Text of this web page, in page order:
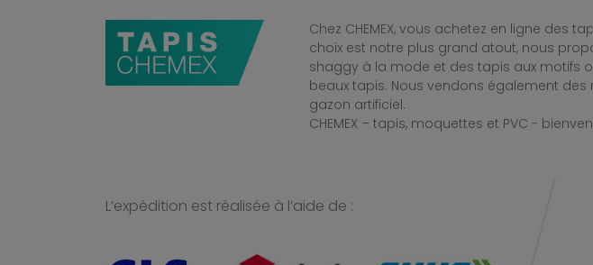
Chez CHEMEX, vous achetez en ligne des
choix est notre plus grand atout, nous
shaggy à la mode et des tapis aux motifs
beaux tapis. Nous vendons également
gazon artificiel.
CHEMEX – tapis, moquettes et PVC -
L’expédition est réalisée à l’aide de :